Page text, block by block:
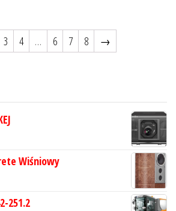
3 4 … 6 7 8 →
Wiśniowy
251.2